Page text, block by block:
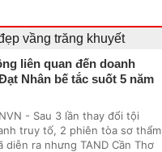
vầng trăng khuyết
liên quan đến doanh
Nhân bế tắc suốt 5 năm
- Sau 3 lần thay đổi tội
truy tố, 2 phiên tòa sơ thẩm
diễn ra nhưng TAND Cần Thơ